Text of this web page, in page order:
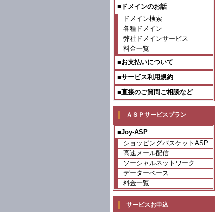
■ドメインのお話
ドメイン検索
各種ドメイン
弊社ドメインサービス
料金一覧
■お支払いについて
■サービス利用規約
■直接のご質問ご相談など
ＡＳＰサービスプラン
■Joy-ASP
ショッピングバスケットASP
高速メール配信
ソーシャルネットワーク
データーベース
料金一覧
サービスお申込